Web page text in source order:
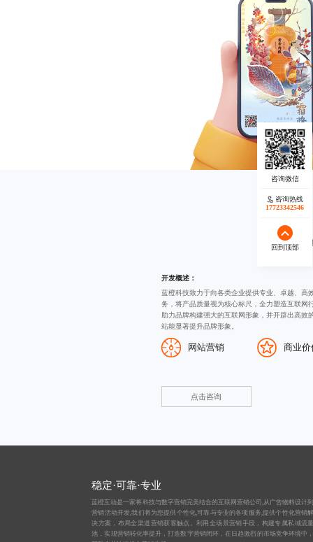
蓝橙科技
开发概述：
蓝橙科技致力于向各类企业提供专业、卓越、高
务，将产品质量视为核心标尺，全力塑造互联网
助力品牌构建强大的互联网形象，并开辟出高效
站能显著提升品牌形象。
网站营销 商业价
点击咨询
咨询热线
17723342546
回到顶部
稳定·可靠·专业
蓝橙互动是一家将科技与数字营销完美结合的互联网营销公司,从 广告物料设计
营销活动开发,我们将为您提供个性化,可靠与专业的各项服务,提供个性化营销
决方案，布局全渠道营销获客触点。利用全场景营销手段，构建专属私域流
池，实现营销转化率提升，打造数字营销闭环，在日趋激烈的市场竞争环境中